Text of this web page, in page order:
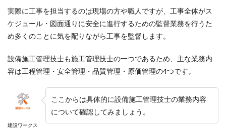
実際に工事を担当するのは現場の方や職人ですが、工事全体がス
ケジュール・図面通りに安全に進行するための監督業務を行うた
め多くのことに気を配りながら工事を監督します。
設備施工管理技士も施工管理技士の一つであるため、主な業務内
容は工程管理・安全管理・品質管理・原価管理の4つです。
建設ワークス
ここからは具体的に設備施工管理技士の業務内容
について確認してみましょう。